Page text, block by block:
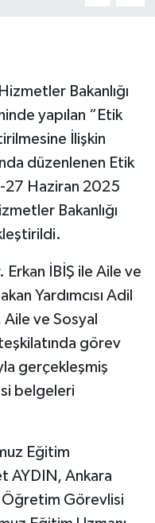
Bakanlığı
yapılan “Etik
İlişkin
düzenlenen Etik
27 Haziran 2025
Bakanlığı
Erkan İBİŞ ile Aile ve
Yardımcısı Adil
Aile ve Sosyal
görev
gerçekleşmiş
belgeleri
Eğitim
AYDIN, Ankara
Görevlisi